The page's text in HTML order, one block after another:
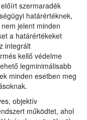
szermaradék
határértéknek,
jelent minden
a határértékeket
integrált
kellő védelme
legminimálisabb
minden esetben meg
objektív
működtet, ahol